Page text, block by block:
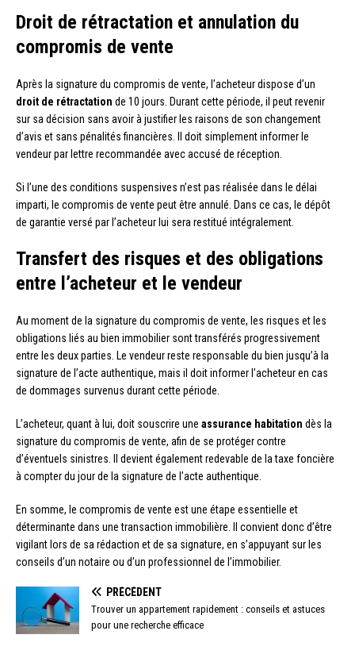
Droit de rétractation et annulation du
compromis de vente
Après la signature du compromis de vente, l’acheteur dispose d’un
droit de rétractation de 10 jours. Durant cette période, il peut revenir
sur sa décision sans avoir à justifier les raisons de son changement
d’avis et sans pénalités financières. Il doit simplement informer le
vendeur par lettre recommandée avec accusé de réception.
Si l’une des conditions suspensives n’est pas réalisée dans le délai
imparti, le compromis de vente peut être annulé. Dans ce cas, le dépôt
de garantie versé par l’acheteur lui sera restitué intégralement.
Transfert des risques et des obligations
entre l’acheteur et le vendeur
Au moment de la signature du compromis de vente, les risques et les
obligations liés au bien immobilier sont transférés progressivement
entre les deux parties. Le vendeur reste responsable du bien jusqu’à la
signature de l’acte authentique, mais il doit informer l’acheteur en cas
de dommages survenus durant cette période.
L’acheteur, quant à lui, doit souscrire une assurance habitation dès la
signature du compromis de vente, afin de se protéger contre
d’éventuels sinistres. Il devient également redevable de la taxe foncière
à compter du jour de la signature de l’acte authentique.
En somme, le compromis de vente est une étape essentielle et
déterminante dans une transaction immobilière. Il convient donc d’être
vigilant lors de sa rédaction et de sa signature, en s’appuyant sur les
conseils d’un notaire ou d’un professionnel de l’immobilier.
PRÉCÉDENT
Trouver un appartement rapidement : conseils et astuces
pour une recherche efficace